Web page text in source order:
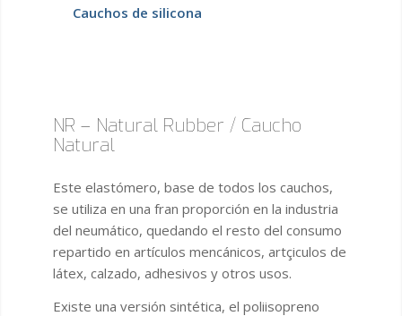
Cauchos de silicona
NR – Natural Rubber / Caucho
Natural
Este elastómero, base de todos los cauchos,
se utiliza en una fran proporción en la industria
del neumático, quedando el resto del consumo
repartido en artículos mencánicos, artçiculos de
látex, calzado, adhesivos y otros usos.
Existe una versión sintética, el poliisopreno